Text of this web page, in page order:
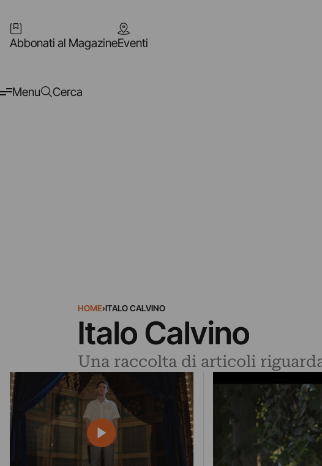
Abbonati al MagazineEventi
Menu Cerca
HOME›ITALO CALVINO
Italo Calvino
Una raccolta di articoli